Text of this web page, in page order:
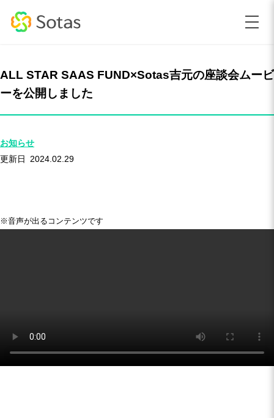
お知らせ
2024.02.29
ALL STAR SAAS FUND×Sotas吉元の座談会ムービ
ーを公開しました
※音声が出るコンテンツです